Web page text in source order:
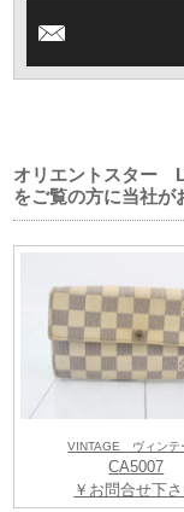
に遡ります。以来、基
で50万個を達成。これ
そそるような機構を付
まわり続ける」輝ける
オリエントスター
をご覧の方に当社が
VINTAGE ヴィンテ
CA5007
￥お問合せ下